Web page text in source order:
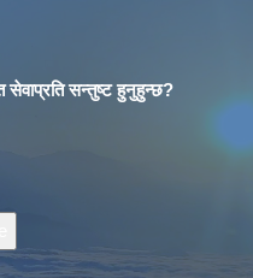
सेवाप्रति सन्तुष्ट हुनुहुन्छ?